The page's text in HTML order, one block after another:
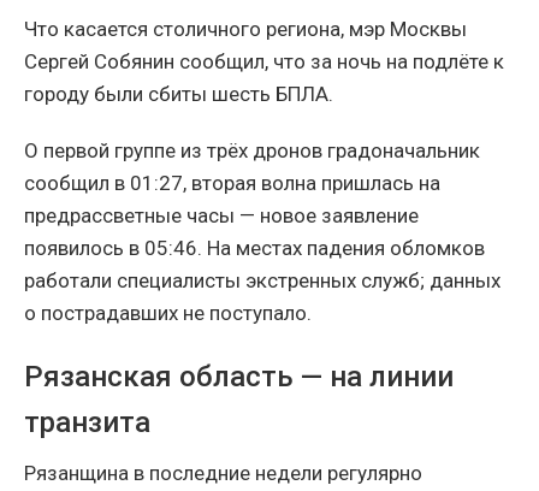
Что касается столичного региона, мэр Москвы
Сергей Собянин сообщил, что за ночь на подлёте к
городу были сбиты шесть БПЛА.
О первой группе из трёх дронов градоначальник
сообщил в 01:27, вторая волна пришлась на
предрассветные часы — новое заявление
появилось в 05:46. На местах падения обломков
работали специалисты экстренных служб; данных
о пострадавших не поступало.
Рязанская область — на линии
транзита
Рязанщина в последние недели регулярно